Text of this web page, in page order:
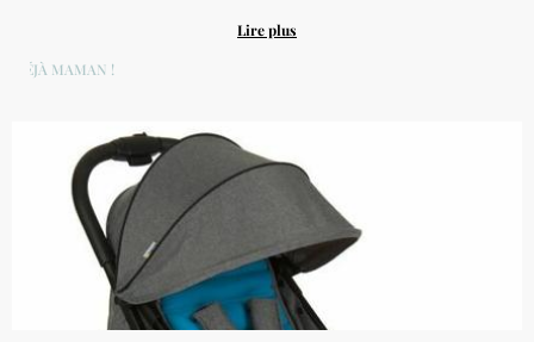
Lire plus
DÉJÀ MAMAN !